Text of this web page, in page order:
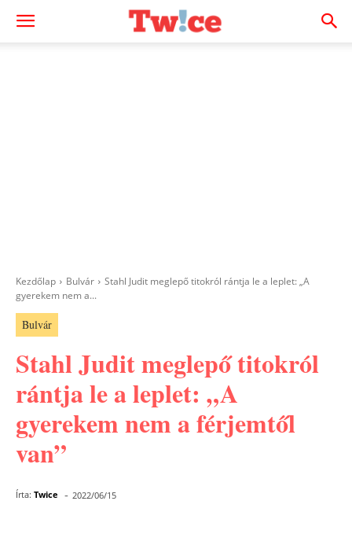
Kezdőlap Bulvár
Stahl Judit meglepő titokról rántja le a leplet: „A
gyerekem nem a...
Bulvár
Stahl Judit meglepő titokról
rántja le a leplet: „A
gyerekem nem a férjemtől
van”
Írta: Twice - 2022/06/15